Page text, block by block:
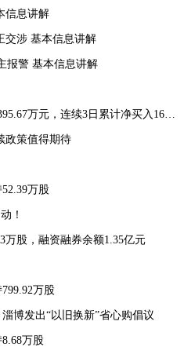
信息讲解
交涉 基本信息讲解
报警 基本信息讲解
元，连续3日累计净买入1668.15万元
政策值得期待
万股
！
万股，融资融券余额1.35亿元
万股
博发出“以旧换新”省心购倡议
万股